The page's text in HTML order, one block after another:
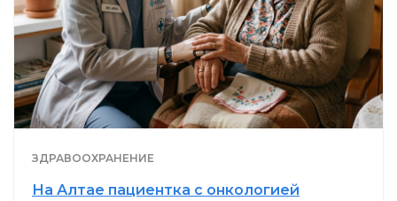
ЗДРАВООХРАНЕНИЕ
На Алтае пациентка с онкологией